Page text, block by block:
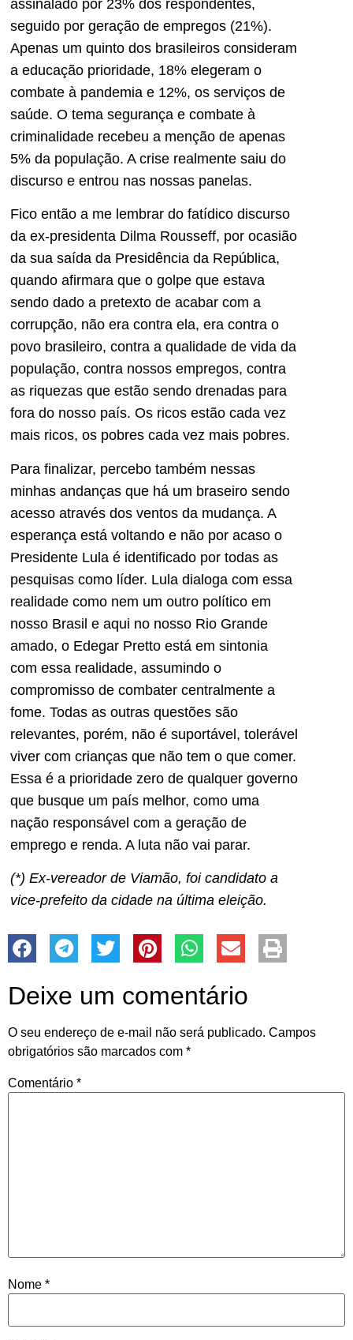
assinalado por 23% dos respondentes,
seguido por geração de empregos (21%).
Apenas um quinto dos brasileiros consideram
a educação prioridade, 18% elegeram o
combate à pandemia e 12%, os serviços de
saúde. O tema segurança e combate à
criminalidade recebeu a menção de apenas
5% da população. A crise realmente saiu do
discurso e entrou nas nossas panelas.
Fico então a me lembrar do fatídico discurso
da ex-presidenta Dilma Rousseff, por ocasião
da sua saída da Presidência da República,
quando afirmara que o golpe que estava
sendo dado a pretexto de acabar com a
corrupção, não era contra ela, era contra o
povo brasileiro, contra a qualidade de vida da
população, contra nossos empregos, contra
as riquezas que estão sendo drenadas para
fora do nosso país. Os ricos estão cada vez
mais ricos, os pobres cada vez mais pobres.
Para finalizar, percebo também nessas
minhas andanças que há um braseiro sendo
acesso através dos ventos da mudança. A
esperança está voltando e não por acaso o
Presidente Lula é identificado por todas as
pesquisas como líder. Lula dialoga com essa
realidade como nem um outro político em
nosso Brasil e aqui no nosso Rio Grande
amado, o Edegar Pretto está em sintonia
com essa realidade, assumindo o
compromisso de combater centralmente a
fome. Todas as outras questões são
relevantes, porém, não é suportável, tolerável
viver com crianças que não tem o que comer.
Essa é a prioridade zero de qualquer governo
que busque um país melhor, como uma
nação responsável com a geração de
emprego e renda. A luta não vai parar.
(*) Ex-vereador de Viamão, foi candidato a
vice-prefeito da cidade na última eleição.
Deixe um comentário
O seu endereço de e-mail não será publicado. Campos
obrigatórios são marcados com *
Comentário *
Nome *